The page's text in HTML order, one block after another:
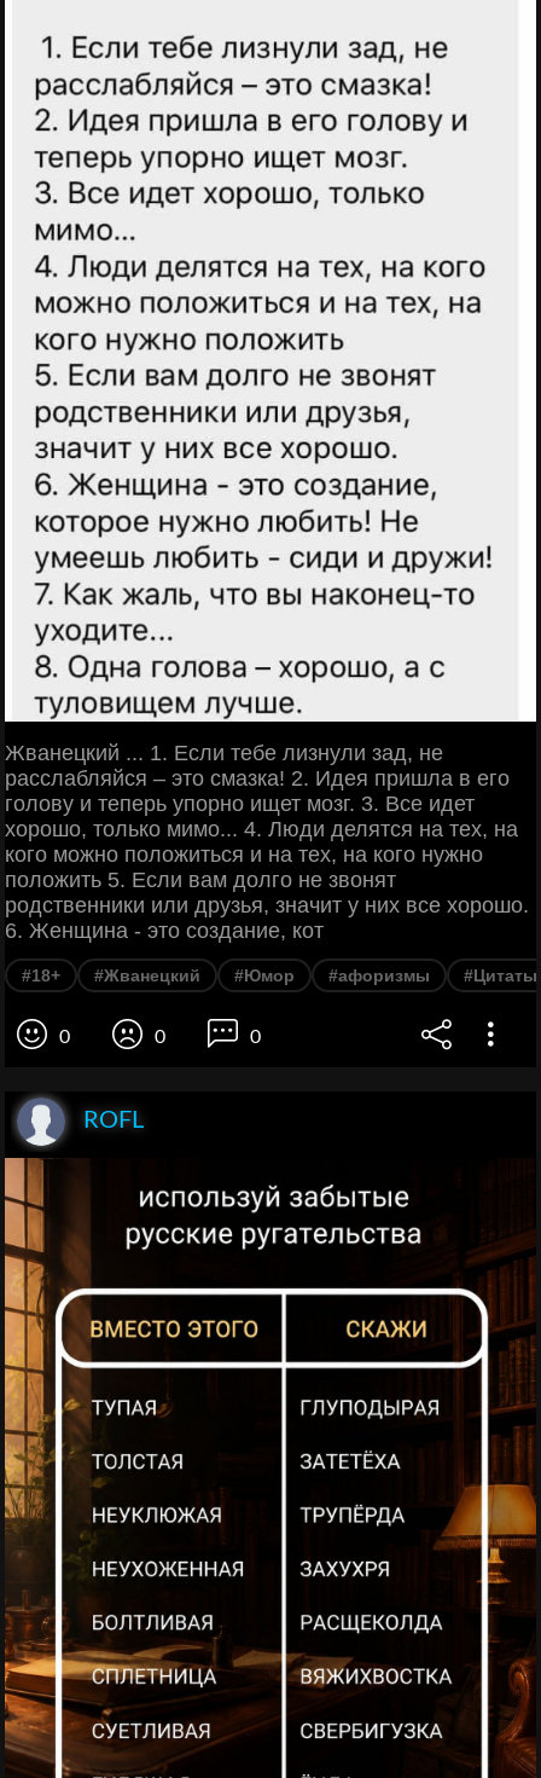
Жванецкий ... 1. Если тебе лизнули зад, не
расслабляйся – это смазка! 2. Идея пришла в его
голову и теперь упорно ищет мозг. 3. Все идет
хорошо, только мимо... 4. Люди делятся на тех, на
кого можно положиться и на тех, на кого нужно
положить 5. Если вам долго не звонят
родственники или друзья, значит у них все хорошо.
6. Женщина - это создание, кот
#18+ #Жванецкий #Юмор #афоризмы #Цитаты
0 0 0
ROFL